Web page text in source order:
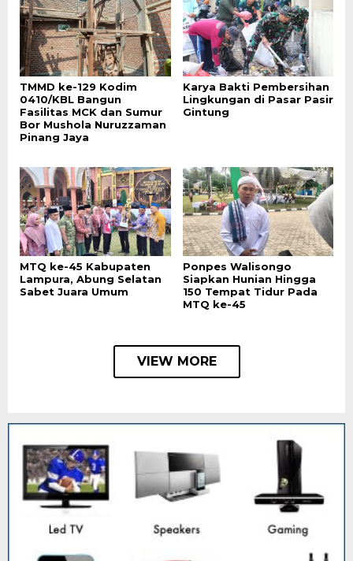
TMMD ke-129 Kodim
0410/KBL Bangun
Fasilitas MCK dan Sumur
Bor Mushola Nuruzzaman
Pinang Jaya
Karya Bakti Pembersihan
Lingkungan di Pasar Pasir
Gintung
MTQ ke-45 Kabupaten
Lampura, Abung Selatan
Sabet Juara Umum
Ponpes Walisongo
Siapkan Hunian Hingga
150 Tempat Tidur Pada
MTQ ke-45
VIEW MORE